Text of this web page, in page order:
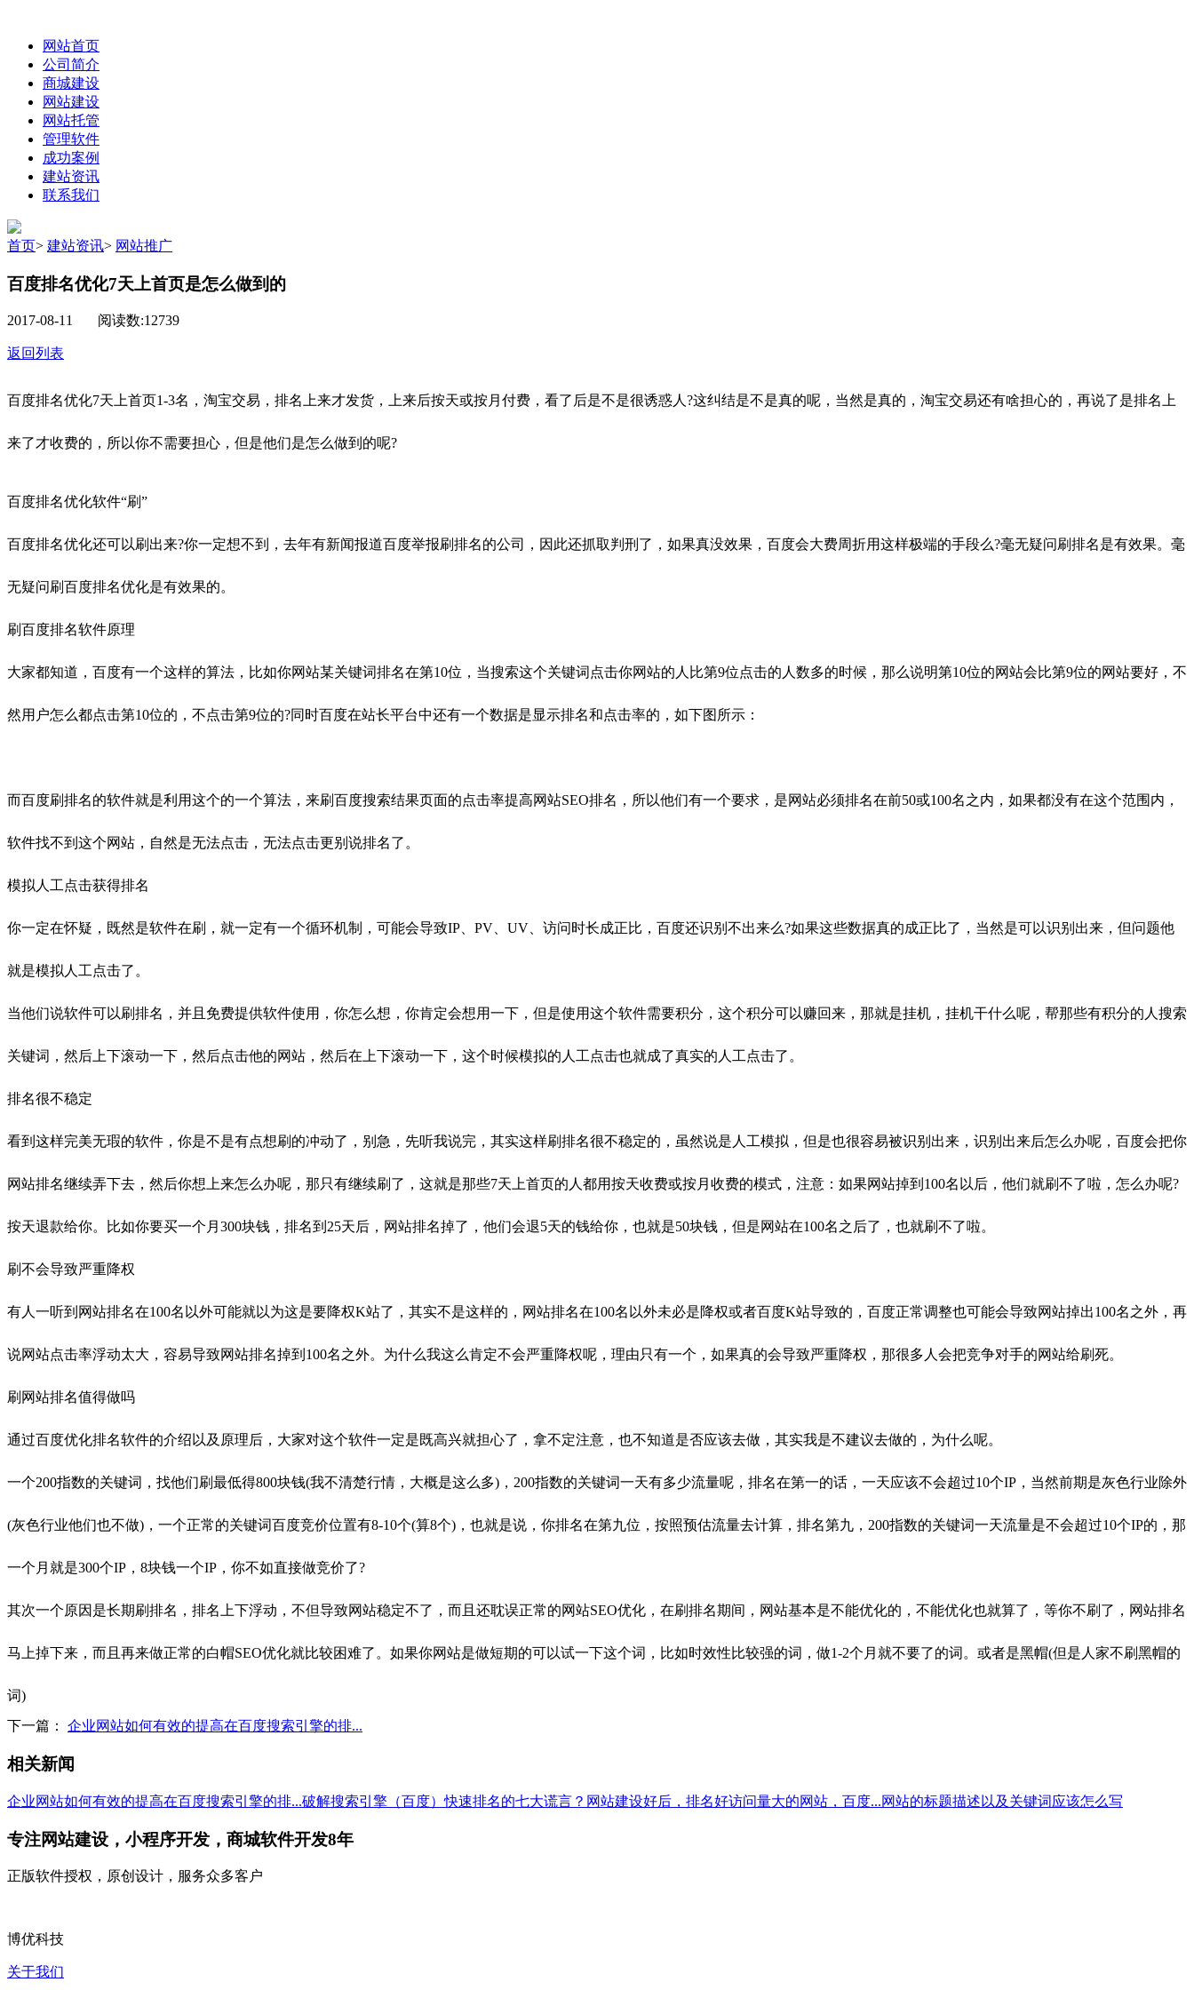
网站首页
公司简介
商城建设
网站建设
网站托管
管理软件
成功案例
建站资讯
联系我们
首页> 建站资讯> 网站推广
百度排名优化7天上首页是怎么做到的
2017-08-11 阅读数:12739
返回列表
百度排名优化7天上首页1-3名，淘宝交易，排名上来才发货，上来后按天或按月付费，看了后是不是很诱惑人?这纠结是不是真的呢，当然是真的，淘宝交易还有啥担心的，再说了是排名上
来了才收费的，所以你不需要担心，但是他们是怎么做到的呢?
百度排名优化软件“刷”
百度排名优化还可以刷出来?你一定想不到，去年有新闻报道百度举报刷排名的公司，因此还抓取判刑了，如果真没效果，百度会大费周折用这样极端的手段么?毫无疑问刷排名是有效果。毫
无疑问刷百度排名优化是有效果的。
刷百度排名软件原理
大家都知道，百度有一个这样的算法，比如你网站某关键词排名在第10位，当搜索这个关键词点击你网站的人比第9位点击的人数多的时候，那么说明第10位的网站会比第9位的网站要好，不
然用户怎么都点击第10位的，不点击第9位的?同时百度在站长平台中还有一个数据是显示排名和点击率的，如下图所示：
而百度刷排名的软件就是利用这个的一个算法，来刷百度搜索结果页面的点击率提高网站SEO排名，所以他们有一个要求，是网站必须排名在前50或100名之内，如果都没有在这个范围内，
软件找不到这个网站，自然是无法点击，无法点击更别说排名了。
模拟人工点击获得排名
你一定在怀疑，既然是软件在刷，就一定有一个循环机制，可能会导致IP、PV、UV、访问时长成正比，百度还识别不出来么?如果这些数据真的成正比了，当然是可以识别出来，但问题他
就是模拟人工点击了。
当他们说软件可以刷排名，并且免费提供软件使用，你怎么想，你肯定会想用一下，但是使用这个软件需要积分，这个积分可以赚回来，那就是挂机，挂机干什么呢，帮那些有积分的人搜索
关键词，然后上下滚动一下，然后点击他的网站，然后在上下滚动一下，这个时候模拟的人工点击也就成了真实的人工点击了。
排名很不稳定
看到这样完美无瑕的软件，你是不是有点想刷的冲动了，别急，先听我说完，其实这样刷排名很不稳定的，虽然说是人工模拟，但是也很容易被识别出来，识别出来后怎么办呢，百度会把你
网站排名继续弄下去，然后你想上来怎么办呢，那只有继续刷了，这就是那些7天上首页的人都用按天收费或按月收费的模式，注意：如果网站掉到100名以后，他们就刷不了啦，怎么办呢?
按天退款给你。比如你要买一个月300块钱，排名到25天后，网站排名掉了，他们会退5天的钱给你，也就是50块钱，但是网站在100名之后了，也就刷不了啦。
刷不会导致严重降权
有人一听到网站排名在100名以外可能就以为这是要降权K站了，其实不是这样的，网站排名在100名以外未必是降权或者百度K站导致的，百度正常调整也可能会导致网站掉出100名之外，再
说网站点击率浮动太大，容易导致网站排名掉到100名之外。为什么我这么肯定不会严重降权呢，理由只有一个，如果真的会导致严重降权，那很多人会把竞争对手的网站给刷死。
刷网站排名值得做吗
通过百度优化排名软件的介绍以及原理后，大家对这个软件一定是既高兴就担心了，拿不定注意，也不知道是否应该去做，其实我是不建议去做的，为什么呢。
一个200指数的关键词，找他们刷最低得800块钱(我不清楚行情，大概是这么多)，200指数的关键词一天有多少流量呢，排名在第一的话，一天应该不会超过10个IP，当然前期是灰色行业除外
(灰色行业他们也不做)，一个正常的关键词百度竞价位置有8-10个(算8个)，也就是说，你排名在第九位，按照预估流量去计算，排名第九，200指数的关键词一天流量是不会超过10个IP的，那
一个月就是300个IP，8块钱一个IP，你不如直接做竞价了?
其次一个原因是长期刷排名，排名上下浮动，不但导致网站稳定不了，而且还耽误正常的网站SEO优化，在刷排名期间，网站基本是不能优化的，不能优化也就算了，等你不刷了，网站排名
马上掉下来，而且再来做正常的白帽SEO优化就比较困难了。如果你网站是做短期的可以试一下这个词，比如时效性比较强的词，做1-2个月就不要了的词。或者是黑帽(但是人家不刷黑帽的
词)
下一篇：
企业网站如何有效的提高在百度搜索引擎的排...
相关新闻
企业网站如何有效的提高在百度搜索引擎的排...破解搜索引擎（百度）快速排名的七大谎言？ 网站建设好后，排名好访问量大的网站，百度...网站的标题描述以及关键词应该怎么写
专注网站建设，小程序开发，商城软件开发8年
正版软件授权，原创设计，服务众多客户
博优科技
关于我们